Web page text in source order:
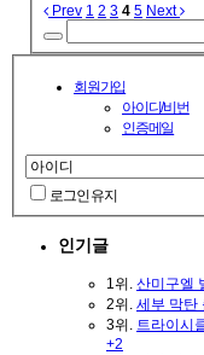
Prev 1 2 3 4 5 Next
회원가입
아이디/비번
인증메일
로그인 유지
인기글
1위. 산미구엘
2위. 세부 막탄
3위. 트라이시
+2